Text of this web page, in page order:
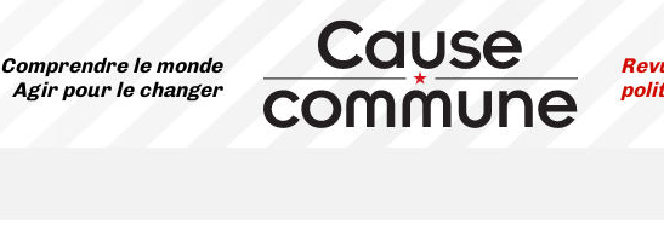
Comprendre le monde
Agir pour le changer